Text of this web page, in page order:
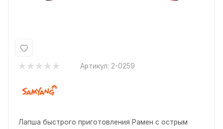
Артикул: 2-0259
Лапша быстрого приготовления Рамен с острым